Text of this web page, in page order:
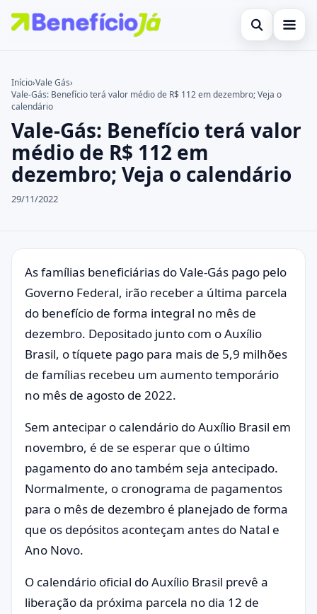
Abrir busca
Cartões de Crédito
Benefícios
Atualidades Econômicas
Legal
Buscar no site
Buscar por:
Pressione Enter para buscar ou ESC para fechar.
Início›Vale Gás›
Vale-Gás: Benefício terá valor médio de R$ 112 em dezembro; Veja o
calendário
Vale-Gás: Benefício terá valor
médio de R$ 112 em
dezembro; Veja o calendário
29/11/2022
As famílias beneficiárias do Vale-Gás pago pelo
Governo Federal, irão receber a última parcela
do benefício de forma integral no mês de
dezembro. Depositado junto com o Auxílio
Brasil, o tíquete pago para mais de 5,9 milhões
de famílias recebeu um aumento temporário
no mês de agosto de 2022.
Sem antecipar o calendário do Auxílio Brasil em
novembro, é de se esperar que o último
pagamento do ano também seja antecipado.
Normalmente, o cronograma de pagamentos
para o mês de dezembro é planejado de forma
que os depósitos aconteçam antes do Natal e
Ano Novo.
O calendário oficial do Auxílio Brasil prevê a
liberação da próxima parcela no dia 12 de